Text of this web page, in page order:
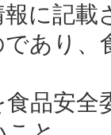
報に記
あり、
食品安